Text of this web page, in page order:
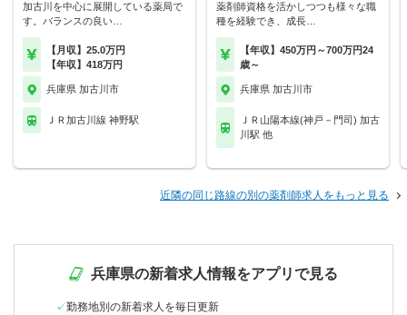
加古川を中心に展開している薬局で
す。バランスの良い…
【月収】25.0万円
【年収】418万円
兵庫県 加古川市
ＪＲ加古川線 神野駅
薬剤師資格を活かしつつも様々な職
種を経験でき、成長…
【年収】450万円～700万円24
歳～
兵庫県 加古川市
ＪＲ山陽本線(神戸－門司) 加古
川駅 他
近隣の同じ路線の別の薬剤師求人をもっと見る
兵庫県の新着求人情報をアプリで見る
勤務地別の新着求人を毎日更新